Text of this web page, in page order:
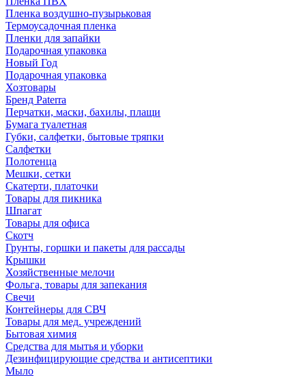
Пленка воздушно-пузырьковая
Термоусадочная пленка
Пленки для запайки
Подарочная упаковка
Новый Год
Подарочная упаковка
Хозтовары
Бренд Paterra
Перчатки, маски, бахилы, плащи
Бумага туалетная
Губки, салфетки, бытовые тряпки
Салфетки
Полотенца
Мешки, сетки
Скатерти, платочки
Товары для пикника
Шпагат
Товары для офиса
Скотч
Грунты, горшки и пакеты для рассады
Крышки
Хозяйственные мелочи
Фольга, товары для запекания
Свечи
Контейнеры для СВЧ
Товары для мед. учреждений
Бытовая химия
Средства для мытья и уборки
Дезинфицирующие средства и антисептики
Мыло